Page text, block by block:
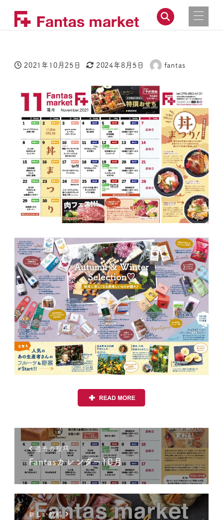
投稿日
2021年10月25日
更新日
2024年8月5日
著
fantas
過去の投稿
Fantasカレンダー10月
新しい投稿